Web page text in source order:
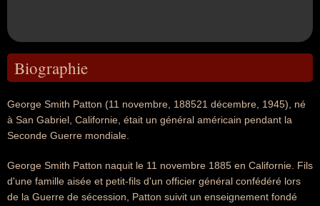
Biographie
George Smith Patton (11 novembre, 188521 décembre, 1945), né
à San Gabriel, Californie, était un général américain pendant la
Seconde Guerre mondiale.
George Smith Patton naquit le 11 novembre 1885 en Californie. Fils
d'une famille aisée et petit-fils d'un officier général confédéré lors
de la Guerre de sécession, Patton suivit un enseignement fondé